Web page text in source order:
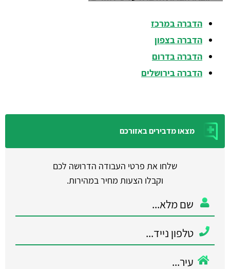
הדברה במרכז
הדברה בצפון
הדברה בדרום
הדברה בירושלים
מצאו מדבירים באזורכם
שלחו את פרטי העבודה הדרושה לכם
וקבלו הצעות מחיר במהירות.